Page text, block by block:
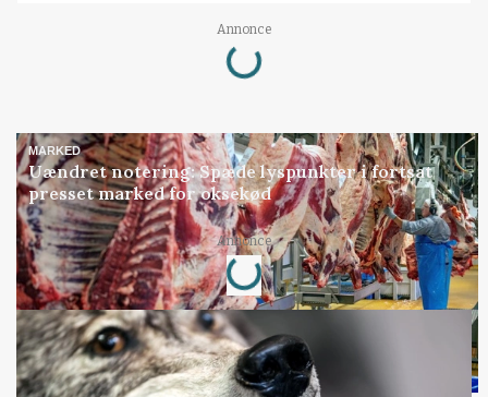
Annonce
Loading...
MARKED
Uændret notering: Spæde lyspunkter i fortsat
presset marked for oksekød
Annonce
Loading...